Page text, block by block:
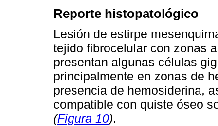
Reporte histopatológico
Lesión de estirpe
tejido fibrocelular con zonas
presentan algunas células
principalmente en zonas de
presencia de hemosiderina,
compatible con quiste óseo
(Figura 10).